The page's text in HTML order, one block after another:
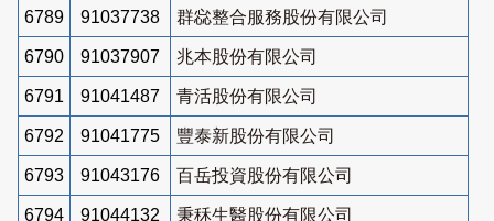
6789 91037738 群惢整合服務股份有限公司
6790 91037907 兆本股份有限公司
6791 91041487 青活股份有限公司
6792 91041775 豐泰新股份有限公司
6793 91043176 百岳投資股份有限公司
6794 91044132 秉秝生醫股份有限公司